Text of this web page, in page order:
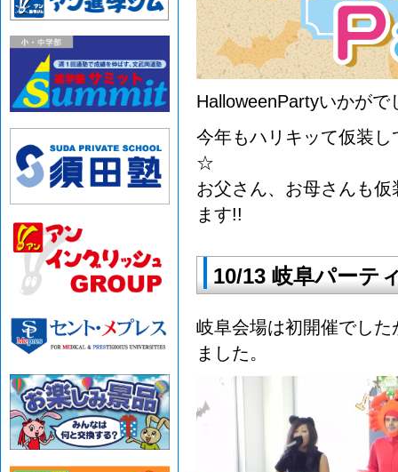
HalloweenPartyいかがで
今年もハリキッて仮装
☆
お父さん、お母さんも
ます!!
10/13 岐阜パーテ
岐阜会場は初開催でし
ました。